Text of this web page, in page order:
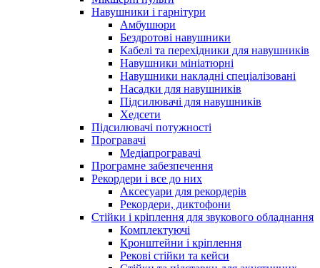
Навушники і гарнітури
Амбушюри
Бездротові навушники
Кабелі та перехідники для навушників
Навушники мініатюрні
Навушники накладні спеціалізовані
Насадки для навушників
Підсилювачі для навушників
Хедсети
Підсилювачі потужності
Програвачі
Медіапрогравачі
Програмне забезпечення
Рекордери і все до них
Аксесуари для рекордерів
Рекордери, диктофони
Стійки і кріплення для звукового обладнання
Комплектуючі
Кронштейни і кріплення
Рекові стійки та кейси